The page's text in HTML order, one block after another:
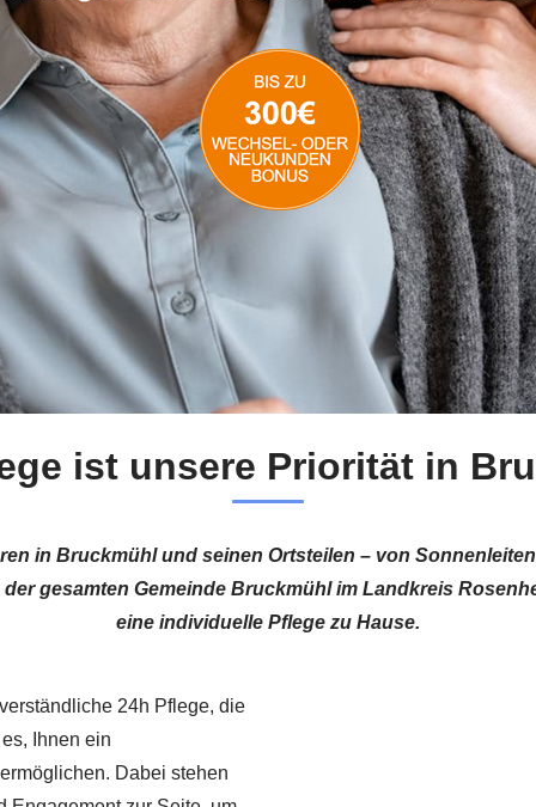
ist unsere Priorität in
in Bruckmühl und seinen Ortsteilen – von
gesamten Gemeinde Bruckmühl im Landkreis
eine individuelle Pflege zu Hause.
24h Pflege, die
Ihnen ein
Dabei stehen